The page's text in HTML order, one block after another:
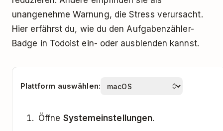
unangenehme Warnung, die Stress verursacht.
Hier erfährst du, wie du den Aufgabenzähler-
Badge in Todoist ein- oder ausblenden kannst.
Plattform auswählen:
Öffne Systemeinstellungen.